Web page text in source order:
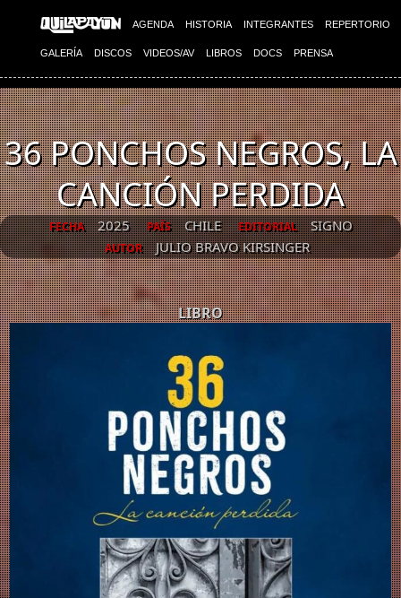
AGENDA HISTORIA INTEGRANTES REPERTORIO
GALERÍA DISCOS VIDEOS/AV LIBROS DOCS PRENSA
36 PONCHOS NEGROS, LA
CANCIÓN PERDIDA
FECHA 2025 PAÍS CHILE EDITORIAL SIGNO
AUTOR JULIO BRAVO KIRSINGER
LIBRO